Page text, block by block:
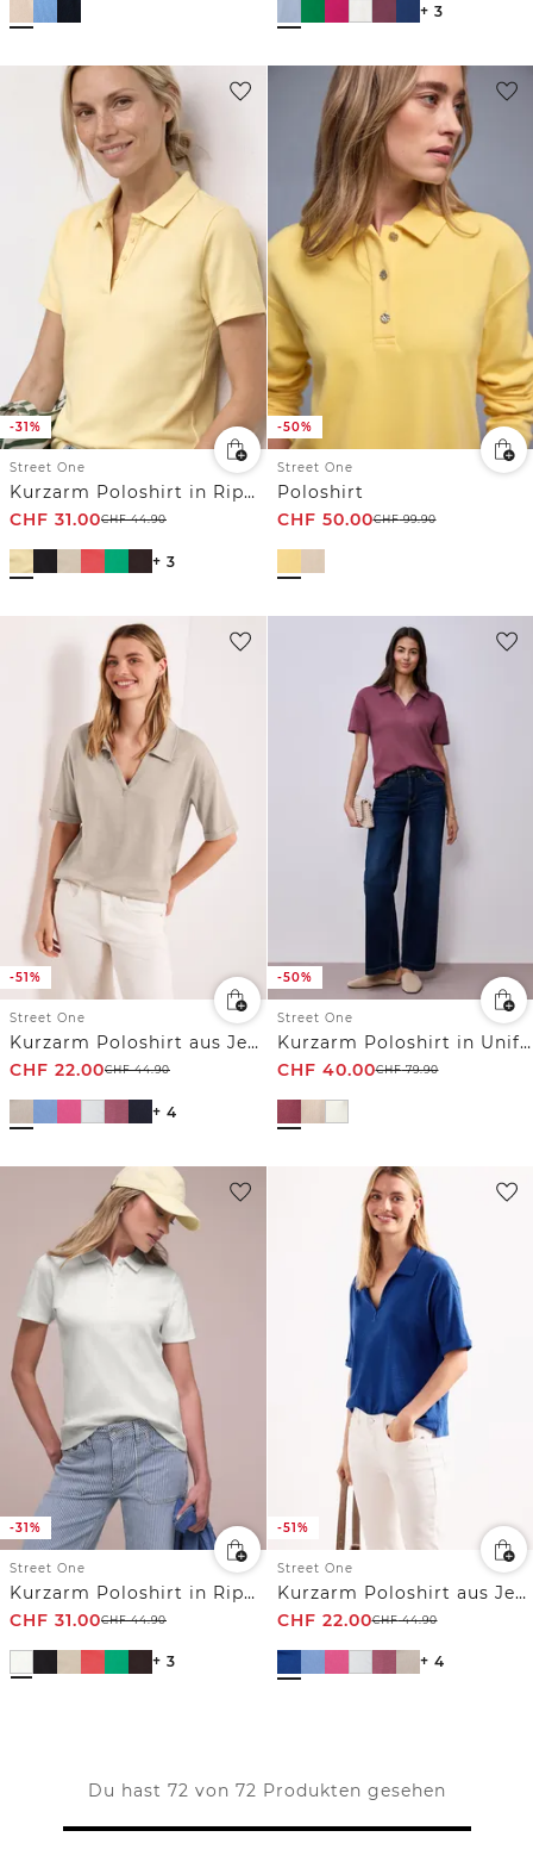
+ 3
-31%
Street One
Kurzarm Poloshirt in Rippstruktur
CHF 31.00CHF44.90
+ 3
-50%
Street One
Poloshirt
CHF 50.00CHF99.90
-51%
Street One
Kurzarm Poloshirt aus Jersey
CHF 22.00CHF44.90
+ 4
-50%
Street One
Kurzarm Poloshirt in Unifarbe
CHF 40.00CHF79.90
-31%
Street One
Kurzarm Poloshirt in Rippstruktur
CHF 31.00CHF44.90
+ 3
-51%
Street One
Kurzarm Poloshirt aus Jersey
CHF 22.00CHF44.90
+ 4
Du hast 72 von 72 Produkten gesehen